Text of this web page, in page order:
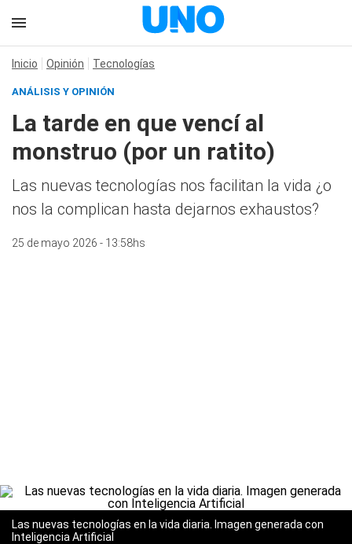
Inicio Opinión Tecnologías
ANÁLISIS Y OPINIÓN
La tarde en que vencí al
monstruo (por un ratito)
Las nuevas tecnologías nos facilitan la vida ¿o
nos la complican hasta dejarnos exhaustos?
25 de mayo 2026 - 13:58hs
Las nuevas tecnologías en la vida diaria. Imagen generada con
Inteligencia Artificial